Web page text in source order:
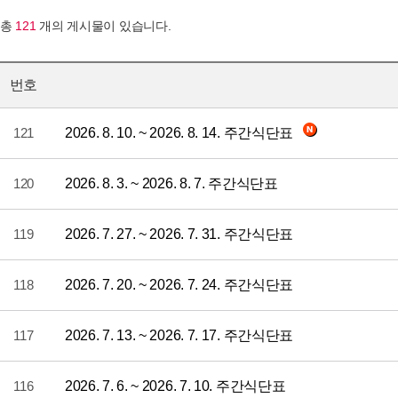
총 121 개의 게시물이 있습니다.
번호
121 2026. 8. 10. ~ 2026. 8. 14. 주간식단표
120 2026. 8. 3. ~ 2026. 8. 7. 주간식단표
119 2026. 7. 27. ~ 2026. 7. 31. 주간식단표
118 2026. 7. 20. ~ 2026. 7. 24. 주간식단표
117 2026. 7. 13. ~ 2026. 7. 17. 주간식단표
116 2026. 7. 6. ~ 2026. 7. 10. 주간식단표